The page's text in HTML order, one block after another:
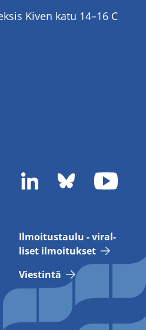
Kiven katu 14–16 C
Il­moi­tus­tau­lu - vi­ral­
li­set il­moi­tuk­set
Vies­tin­tä